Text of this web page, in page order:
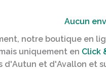
expérience
nous permet
cruciales pour
certaines
Aucun
notre boutique en
uniquement en Click
d'Autun et d'Avallon et
Cru
/ pièce